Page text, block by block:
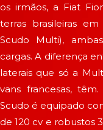
os irmãos, a Fiat
terras brasileiras
Scudo Multi),
cargas. A diferença
laterais que só a
vans francesas,
Scudo é equipado
de 120 cv e robustos